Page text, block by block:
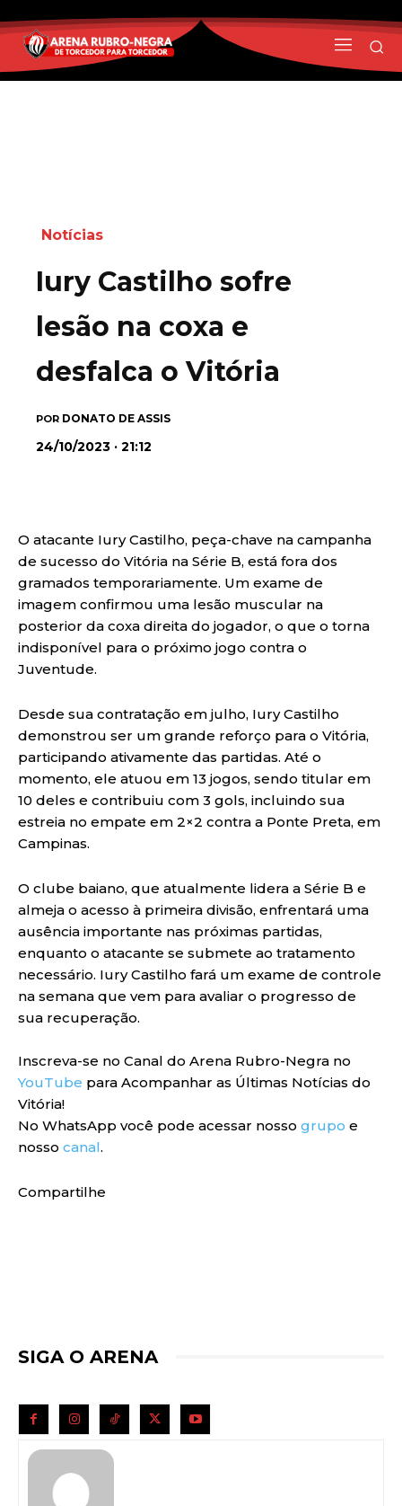
Notícias
Iury Castilho sofre
lesão na coxa e
desfalca o Vitória
POR DONATO DE ASSIS
24/10/2023 · 21:12
O atacante Iury Castilho, peça-chave na campanha
de sucesso do Vitória na Série B, está fora dos
gramados temporariamente. Um exame de
imagem confirmou uma lesão muscular na
posterior da coxa direita do jogador, o que o torna
indisponível para o próximo jogo contra o
Juventude.
Desde sua contratação em julho, Iury Castilho
demonstrou ser um grande reforço para o Vitória,
participando ativamente das partidas. Até o
momento, ele atuou em 13 jogos, sendo titular em
10 deles e contribuiu com 3 gols, incluindo sua
estreia no empate em 2×2 contra a Ponte Preta, em
Campinas.
O clube baiano, que atualmente lidera a Série B e
almeja o acesso à primeira divisão, enfrentará uma
ausência importante nas próximas partidas,
enquanto o atacante se submete ao tratamento
necessário. Iury Castilho fará um exame de controle
na semana que vem para avaliar o progresso de
sua recuperação.
Inscreva-se no Canal do Arena Rubro-Negra no
YouTube para Acompanhar as Últimas Notícias do
Vitória!
No WhatsApp você pode acessar nosso grupo e
nosso canal.
Compartilhe
SIGA O ARENA